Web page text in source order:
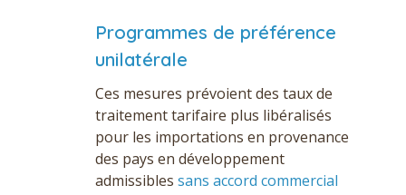
Programmes de préférence
unilatérale
Ces mesures prévoient des taux de
traitement tarifaire plus libéralisés
pour les importations en provenance
des pays en développement
admissibles sans accord commercial